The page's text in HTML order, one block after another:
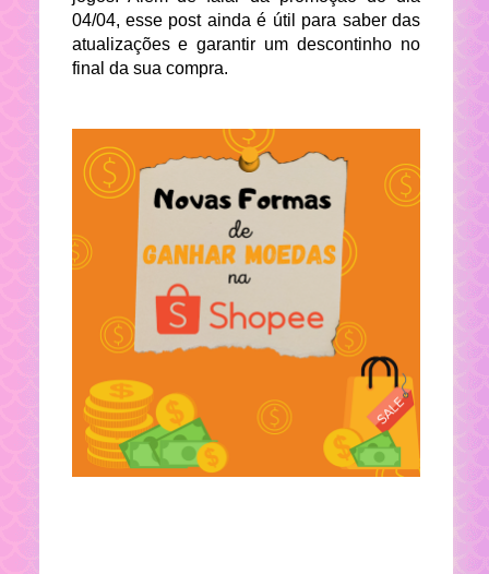
04/04, esse post ainda é útil para saber das
atualizações e garantir um descontinho no
final da sua compra.